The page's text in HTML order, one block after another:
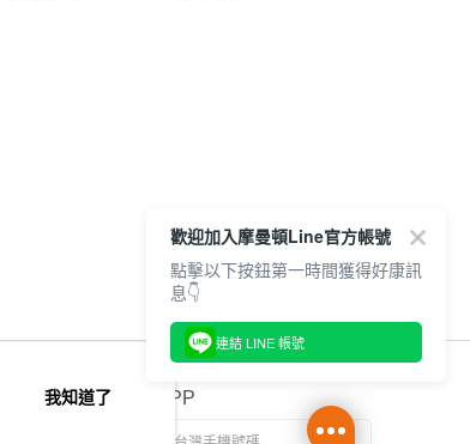
官方APP
我知道了
歡迎加入摩曼頓Line官方帳號
點擊以下按鈕第一時間獲得好康訊
息👇
連結 LINE 帳號